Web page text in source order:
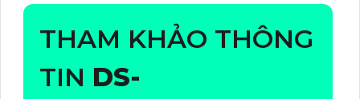
THAM KHẢO THÔNG
TIN DS-